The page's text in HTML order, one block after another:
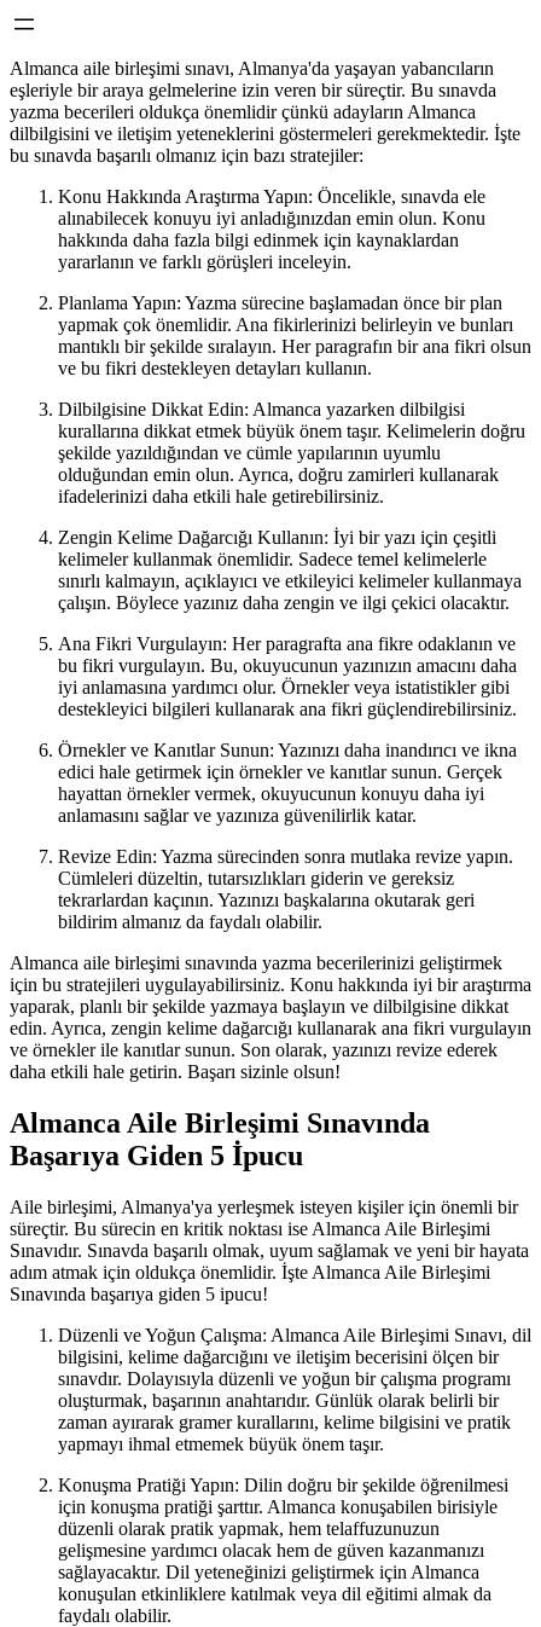
Almanca aile birleşimi sınavı, Almanya'da yaşayan yabancıların
eşleriyle bir araya gelmelerine izin veren bir süreçtir. Bu sınavda
yazma becerileri oldukça önemlidir çünkü adayların Almanca
dilbilgisini ve iletişim yeteneklerini göstermeleri gerekmektedir. İşte
bu sınavda başarılı olmanız için bazı stratejiler:
Konu Hakkında Araştırma Yapın: Öncelikle, sınavda ele
alınabilecek konuyu iyi anladığınızdan emin olun. Konu
hakkında daha fazla bilgi edinmek için kaynaklardan
yararlanın ve farklı görüşleri inceleyin.
Planlama Yapın: Yazma sürecine başlamadan önce bir plan
yapmak çok önemlidir. Ana fikirlerinizi belirleyin ve bunları
mantıklı bir şekilde sıralayın. Her paragrafın bir ana fikri olsun
ve bu fikri destekleyen detayları kullanın.
Dilbilgisine Dikkat Edin: Almanca yazarken dilbilgisi
kurallarına dikkat etmek büyük önem taşır. Kelimelerin doğru
şekilde yazıldığından ve cümle yapılarının uyumlu
olduğundan emin olun. Ayrıca, doğru zamirleri kullanarak
ifadelerinizi daha etkili hale getirebilirsiniz.
Zengin Kelime Dağarcığı Kullanın: İyi bir yazı için çeşitli
kelimeler kullanmak önemlidir. Sadece temel kelimelerle
sınırlı kalmayın, açıklayıcı ve etkileyici kelimeler kullanmaya
çalışın. Böylece yazınız daha zengin ve ilgi çekici olacaktır.
Ana Fikri Vurgulayın: Her paragrafta ana fikre odaklanın ve
bu fikri vurgulayın. Bu, okuyucunun yazınızın amacını daha
iyi anlamasına yardımcı olur. Örnekler veya istatistikler gibi
destekleyici bilgileri kullanarak ana fikri güçlendirebilirsiniz.
Örnekler ve Kanıtlar Sunun: Yazınızı daha inandırıcı ve ikna
edici hale getirmek için örnekler ve kanıtlar sunun. Gerçek
hayattan örnekler vermek, okuyucunun konuyu daha iyi
anlamasını sağlar ve yazınıza güvenilirlik katar.
Revize Edin: Yazma sürecinden sonra mutlaka revize yapın.
Cümleleri düzeltin, tutarsızlıkları giderin ve gereksiz
tekrarlardan kaçının. Yazınızı başkalarına okutarak geri
bildirim almanız da faydalı olabilir.
Almanca aile birleşimi sınavında yazma becerilerinizi geliştirmek
için bu stratejileri uygulayabilirsiniz. Konu hakkında iyi bir araştırma
yaparak, planlı bir şekilde yazmaya başlayın ve dilbilgisine dikkat
edin. Ayrıca, zengin kelime dağarcığı kullanarak ana fikri vurgulayın
ve örnekler ile kanıtlar sunun. Son olarak, yazınızı revize ederek
daha etkili hale getirin. Başarı sizinle olsun!
Almanca Aile Birleşimi Sınavında
Başarıya Giden 5 İpucu
Aile birleşimi, Almanya'ya yerleşmek isteyen kişiler için önemli bir
süreçtir. Bu sürecin en kritik noktası ise Almanca Aile Birleşimi
Sınavıdır. Sınavda başarılı olmak, uyum sağlamak ve yeni bir hayata
adım atmak için oldukça önemlidir. İşte Almanca Aile Birleşimi
Sınavında başarıya giden 5 ipucu!
Düzenli ve Yoğun Çalışma: Almanca Aile Birleşimi Sınavı, dil
bilgisini, kelime dağarcığını ve iletişim becerisini ölçen bir
sınavdır. Dolayısıyla düzenli ve yoğun bir çalışma programı
oluşturmak, başarının anahtarıdır. Günlük olarak belirli bir
zaman ayırarak gramer kurallarını, kelime bilgisini ve pratik
yapmayı ihmal etmemek büyük önem taşır.
Konuşma Pratiği Yapın: Dilin doğru bir şekilde öğrenilmesi
için konuşma pratiği şarttır. Almanca konuşabilen birisiyle
düzenli olarak pratik yapmak, hem telaffuzunuzun
gelişmesine yardımcı olacak hem de güven kazanmanızı
sağlayacaktır. Dil yeteneğinizi geliştirmek için Almanca
konuşulan etkinliklere katılmak veya dil eğitimi almak da
faydalı olabilir.